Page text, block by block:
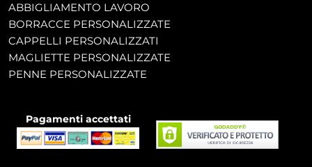
ABBIGLIAMENTO LAVORO
BORRACCE PERSONALIZZATE
CAPPELLI PERSONALIZZATI
MAGLIETTE PERSONALIZZATE
PENNE PERSONALIZZATE
Pagamenti accettati